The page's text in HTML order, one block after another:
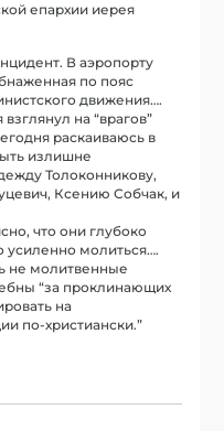
епархии иерея
В аэропорту
по пояс
движения….
на “врагов”
раскаиваюсь в
излишне
Толоконникову,
Ксению Собчак, и
что они глубоко
усиленно молиться….
не молитвенные
“за проклинающих
на
по-христиански.”